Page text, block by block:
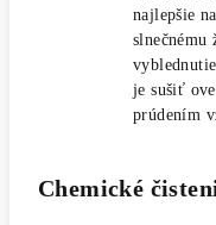
najlepšie
slnečnému
je sušiť
prúdením
Chemické